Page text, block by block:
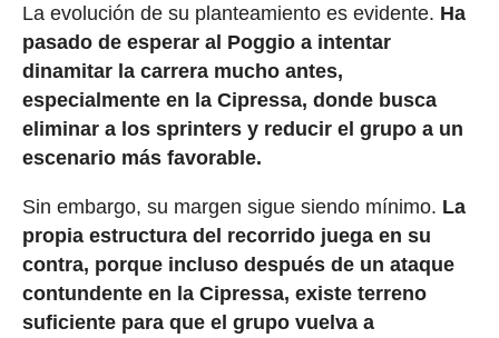
La evolución de su planteamiento es evidente. Ha
pasado de esperar al Poggio a intentar
dinamitar la carrera mucho antes,
especialmente en la Cipressa, donde busca
eliminar a los sprinters y reducir el grupo a un
escenario más favorable.
Sin embargo, su margen sigue siendo mínimo. La
propia estructura del recorrido juega en su
contra, porque incluso después de un ataque
contundente en la Cipressa, existe terreno
suficiente para que el grupo vuelva a